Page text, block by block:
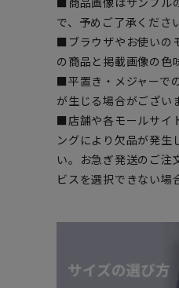
で、予めご了承ください
■ブラウザやお使いの
の商品と掲載画像の色
■平置き・メジャーで
が生じる場合がござい
■店舗や各モールサイ
ングにより欠品が発生
い。お急ぎ発送のご注
ビスを選択できない場